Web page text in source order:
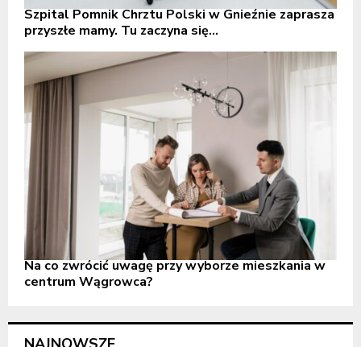
Szpital Pomnik Chrztu Polski w Gnieźnie zaprasza
przyszłe mamy. Tu zaczyna się...
Na co zwrócić uwagę przy wyborze mieszkania w
centrum Wągrowca?